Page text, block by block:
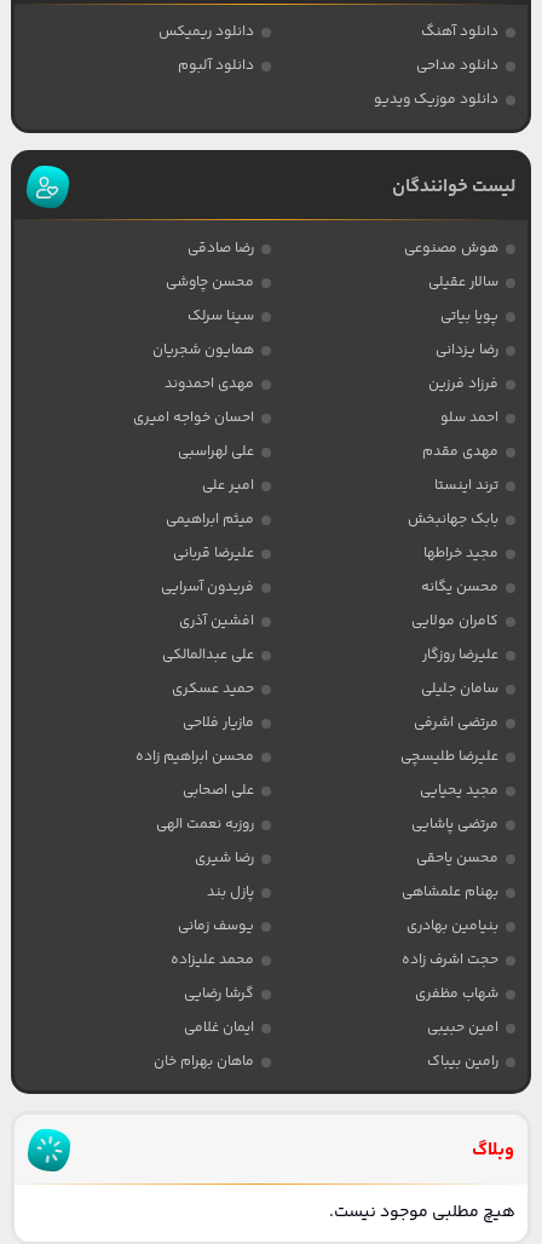
دانلود آهنگ
دانلود ریمیکس
دانلود مداحی
دانلود آلبوم
دانلود موزیک ویدیو
لیست خوانندگان
هوش مصنوعی
رضا صادقی
سالار عقیلی
محسن چاوشی
پویا بیاتی
سینا سرلک
رضا یزدانی
همایون شجریان
فرزاد فرزین
مهدی احمدوند
احمد سلو
احسان خواجه امیری
مهدی مقدم
علی لهراسبی
ترند اینستا
امیر علی
بابک جهانبخش
میثم ابراهیمی
مجید خراطها
علیرضا قربانی
محسن یگانه
فریدون آسرایی
کامران مولایی
افشین آذری
علیرضا روزگار
علی عبدالمالکی
سامان جلیلی
حمید عسکری
مرتضی اشرفی
مازیار فلاحی
علیرضا طلیسچی
محسن ابراهیم زاده
مجید یحیایی
علی اصحابی
مرتضی پاشایی
روزبه نعمت الهی
محسن یاحقی
رضا شیری
بهنام علمشاهی
پازل بند
بنیامین بهادری
یوسف زمانی
حجت اشرف زاده
محمد علیزاده
شهاب مظفری
گرشا رضایی
امین حبیبی
ایمان غلامی
رامین بیباک
ماهان بهرام خان
وبلاگ
هیچ مطلبی موجود نیست.